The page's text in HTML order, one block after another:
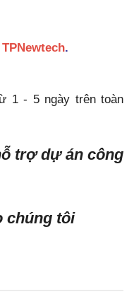
TPNewtech.
1 - 5 ngày trên toàn
trợ dự án công
chúng tôi